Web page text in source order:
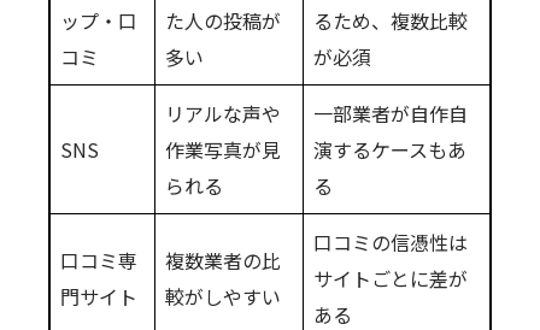
ップ・口
コミ
た人の投稿が
多い
るため、複数比較
が必須
SNS
リアルな声や
作業写真が見
られる
一部業者が自作自
演するケースもあ
る
口コミ専
門サイト
複数業者の比
較がしやすい
口コミの信憑性は
サイトごとに差が
ある